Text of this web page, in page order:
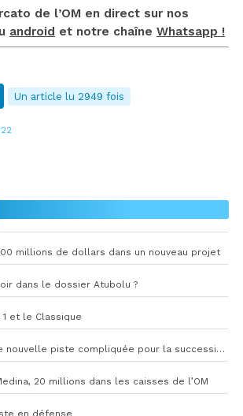
de l’OM en direct sur nos
android et notre chaîne Whatsapp !
Un article lu 2949 fois
millions de dollars dans un nouveau projet
dans le dossier Atubolu ?
1 et le Classique
L’OM s’attaque à une nouvelle piste compliquée pour la succession de Rulli
20 millions dans les caisses de l’OM
en défense